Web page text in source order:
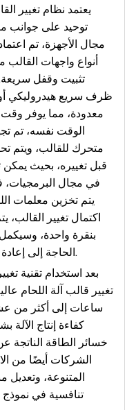
يعتمد نظام تغيير
توحيد على جوانب
مجال الأجهزة، تم
أنواع واجهات
تثبيت وقفل
ظرف سريع هيدروليكي
معدودة، مما يوفر
الوقت نفسه، تم
متحرك للقالب، ويتم
قبل تغييره، بحيث يمكن
في مجال البرمجيات،
يتم تخزين معلمات
اكتمال تغيير القالب،
بنقرة واحدة،
الحاجة إلى إعادة الضبط اليدوي أو التصحيح المتكرر.
بعد استخدام تقنية
تغيير قالب آلة اللحام
ساعات إلى أكثر من
كفاءة إنتاج
خسائر الطاقة الناتجة
الشركات أيضًا من
المتنوعة، وتعديل
تنافسية في نموذج